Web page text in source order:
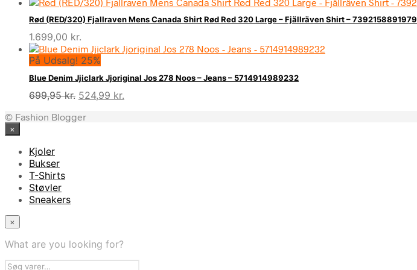
Rød (RED/320) Fjallraven Mens Canada Shirt Rød Red 320 Large – Fjällräven Shirt – 7392158891979
1.699,00 kr.
På Udsalg! 25%
Blue Denim Jjiclark Jjoriginal Jos 278 Noos – Jeans – 5714914989232
699,95kr. Den
pris
524,99 kr.
© Fashion Blogger
×
Kjoler
Bukser
T-Shirts
Støvler
Sneakers
×
What are you looking for?